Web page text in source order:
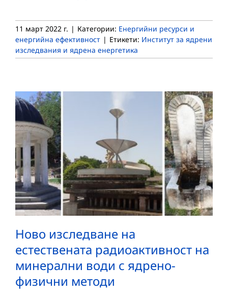
11 март 2022 г. | Категории: Енергийни ресурси и
енергийна ефективност | Етикети: Институт за ядрени
изследвания и ядрена енергетика
Ново изследване на
естествената радиоактивност на
минерални води с ядрено-
физични методи